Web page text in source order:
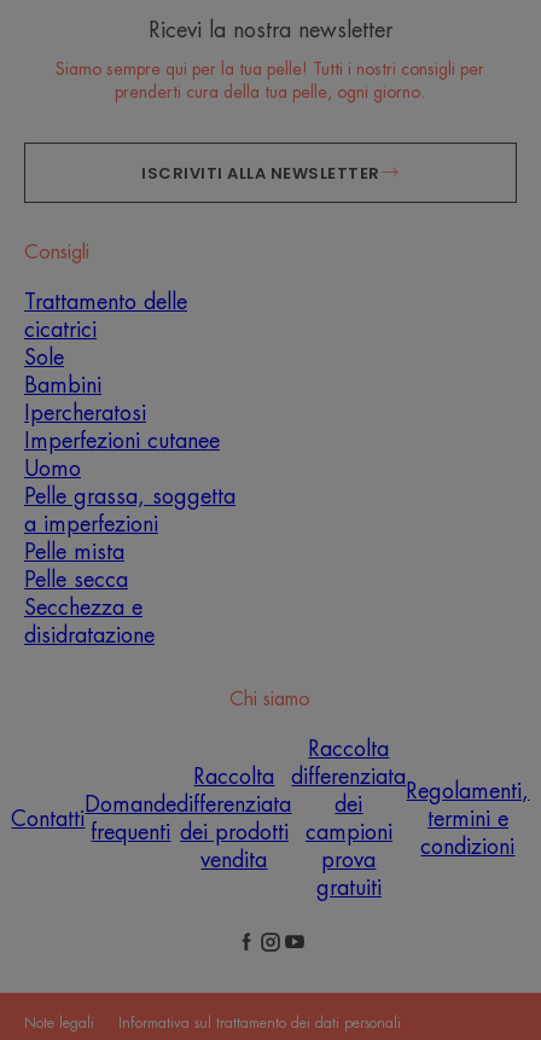
Ricevi la nostra newsletter
Siamo sempre qui per la tua pelle! Tutti i nostri consigli per
prenderti cura della tua pelle, ogni giorno.
ISCRIVITI ALLA NEWSLETTER
Consigli
Trattamento delle
cicatrici
Sole
Bambini
Ipercheratosi
Imperfezioni cutanee
Uomo
Pelle grassa, soggetta
a imperfezioni
Pelle mista
Pelle secca
Secchezza e
disidratazione
Chi siamo
Contatti
Domande
frequenti
Raccolta
differenziata
dei prodotti
vendita
Raccolta
differenziata
dei
campioni
prova
gratuiti
Regolamenti,
termini e
condizioni
Note legali
Informativa sul trattamento dei dati personali